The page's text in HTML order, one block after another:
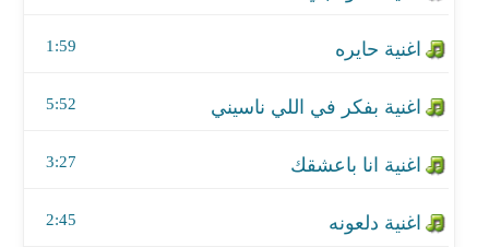
1:59
5:52
3:27
2:45
اغنية خاشوقه
اغنية قلبي سعيد
اغنية قلبي عشقها